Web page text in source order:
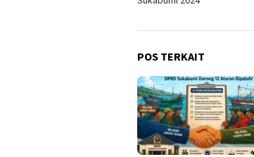
POS TERKAIT